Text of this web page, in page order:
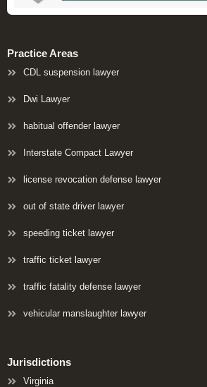
Practice Areas
CDL suspension lawyer
Dwi Lawyer
habitual offender lawyer
Interstate Compact Lawyer
license revocation defense lawyer
out of state driver lawyer
speeding ticket lawyer
traffic ticket lawyer
traffic fatality defense lawyer
vehicular manslaughter lawyer
Jurisdictions
Virginia